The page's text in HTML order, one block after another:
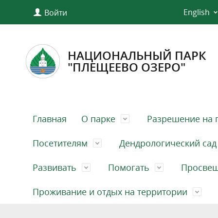
Войти English
НАЦИОНАЛЬНЫЙ ПАРК
"ПЛЕЩЕЕВО ОЗЕРО"
Главная О парке Разрешение на
Посетителям Дендрологический сад
Развивать Помогать
Проживание и отдых на территории